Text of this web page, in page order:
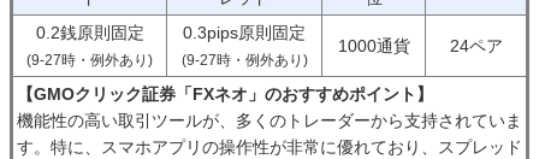
0.2銭原則固定
(9-27時・例外あり)
0.3pips原則固定
(9-27時・例外あり)
1000通貨 24ペア
【GMOクリック証券「FXネオ」のおすすめポイント】
機能性の高い取引ツールが、多くのトレーダーから支持されていま
す。特に、スマホアプリの操作性が非常に優れており、スプレッド